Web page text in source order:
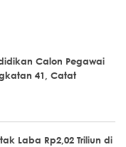
Calon Pegawai
41, Catat
Laba Rp2,02 Triliun di